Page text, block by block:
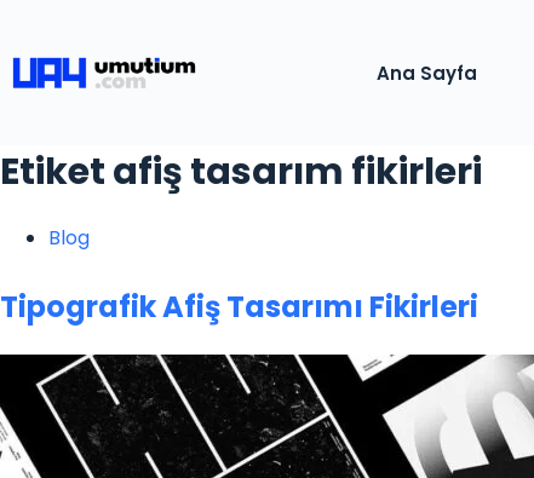
Ana Sayfa
Etiketafiş tasarım fikirleri
Blog
Tipografik Afiş Tasarımı Fikirleri